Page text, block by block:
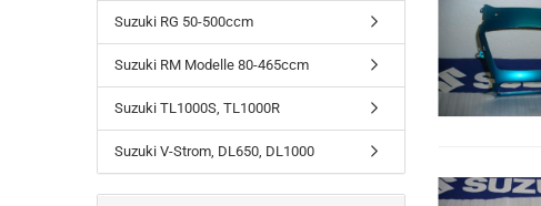
Suzuki RG 50-500ccm
Suzuki RM Modelle 80-465ccm
Suzuki TL1000S, TL1000R
Suzuki V-Strom, DL650, DL1000